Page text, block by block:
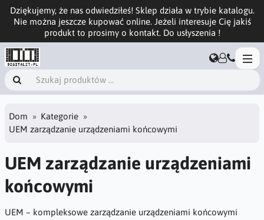
Dziękujemy, że nas odwiedziłeś! Sklep działa w trybie katalogu.
Nie można jeszcze kupować online. Jeżeli interesuje Cię jakiś
produkt to prosimy o kontakt. Do usłyszenia !
Dom
Kategorie
UEM zarządzanie urządzeniami końcowymi
UEM zarządzanie urządzeniami
końcowymi
UEM – kompleksowe zarządzanie urządzeniami końcowymi